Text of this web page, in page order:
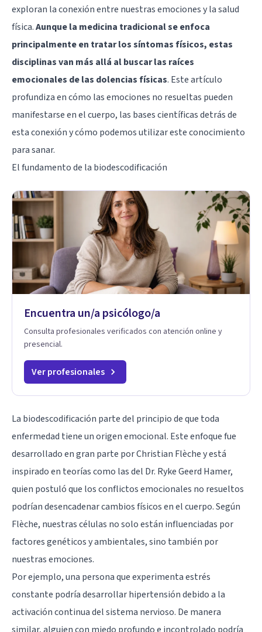
exploran la conexión entre nuestras emociones y la salud
física.Aunque la medicina tradicional se enfoca
principalmente en tratar los síntomas físicos, estas
disciplinas van más allá al buscar las raíces
emocionales de las dolencias físicas. Este artículo
profundiza en cómo las emociones no resueltas pueden
manifestarse en el cuerpo, las bases científicas detrás de
esta conexión y cómo podemos utilizar este conocimiento
para sanar.
El fundamento de la biodescodificación
Encuentra un/a psicólogo/a
Consulta profesionales verificados con atención online y
presencial.
Ver profesionales
La biodescodificación parte del principio de que toda
enfermedad tiene un origen emocional. Este enfoque fue
desarrollado en gran parte por Christian Flèche y está
inspirado en teorías como las del Dr. Ryke Geerd Hamer,
quien postuló que los conflictos emocionales no resueltos
podrían desencadenar cambios físicos en el cuerpo. Según
Flèche, nuestras células no solo están influenciadas por
factores genéticos y ambientales, sino también por
nuestras emociones.
Por ejemplo, una persona que experimenta estrés
constante podría desarrollar hipertensión debido a la
activación continua del sistema nervioso. De manera